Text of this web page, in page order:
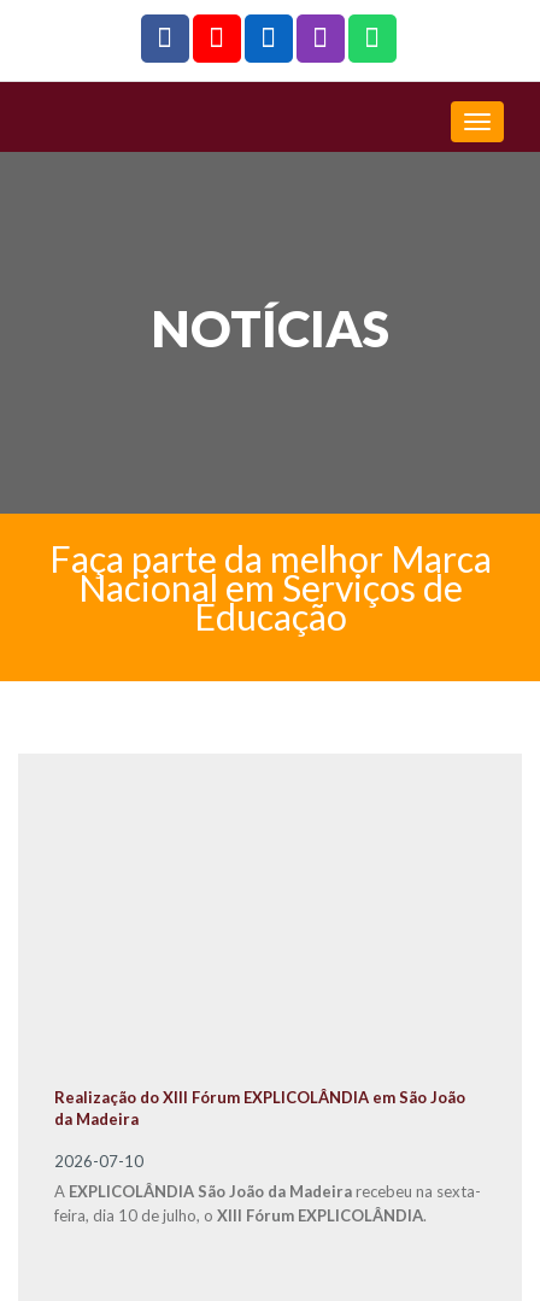
NOTÍCIAS
Faça parte da melhor Marca
Nacional em Serviços de
Educação
Realização do XIII Fórum EXPLICOLÂNDIA em São João
da Madeira
2026-07-10
A EXPLICOLÂNDIA São João da Madeirarecebeu na sexta-
feira, dia 10 de julho, o XIII Fórum EXPLICOLÂNDIA.